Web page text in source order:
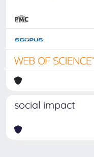
social impact